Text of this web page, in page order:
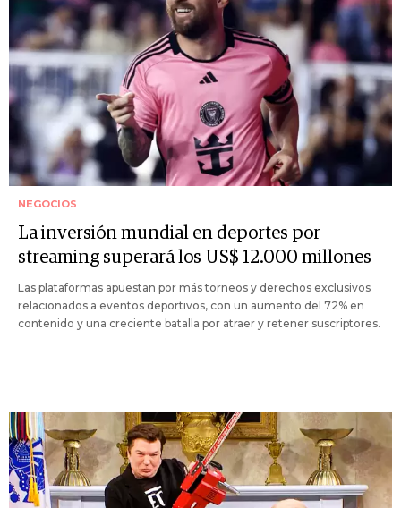
NEGOCIOS
La inversión mundial en deportes por
streaming superará los US$ 12.000 millones
Las plataformas apuestan por más torneos y derechos exclusivos
relacionados a eventos deportivos, con un aumento del 72% en
contenido y una creciente batalla por atraer y retener suscriptores.